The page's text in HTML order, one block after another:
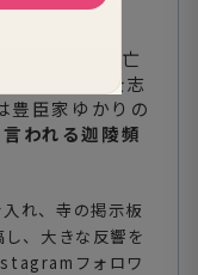
25代住職。
で父を病で亡
戻り、僧侶を志
豊臣家ゆかりの
われる迦陵頻
れ、寺の掲示板
、大きな反響を
フォロワ